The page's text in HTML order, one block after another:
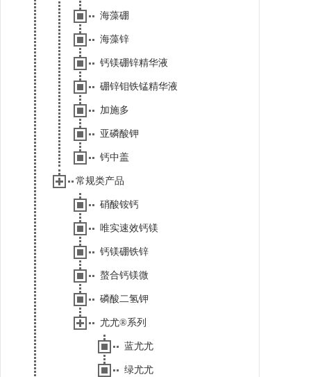
海藻硼
海藻锌
钙镁硼锌精华液
硼锌钼铁锰精华液
加施多
亚磷酸钾
钙中盖
常规类产品
硝酸铵钙
唯实速效钙镁
钙镁硼铁锌
螯合钙镁微
磷酸二氢钾
尤尤®系列
蓝尤尤
绿尤尤